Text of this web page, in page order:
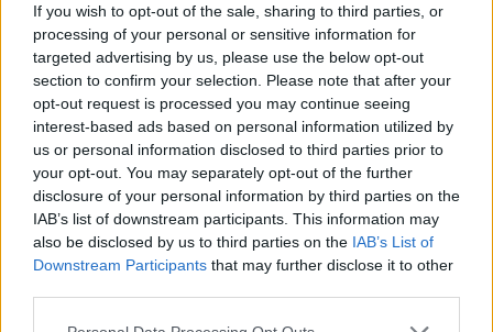
If you wish to opt-out of the sale, sharing to third parties, or
processing of your personal or sensitive information for
targeted advertising by us, please use the below opt-out
section to confirm your selection. Please note that after your
opt-out request is processed you may continue seeing
interest-based ads based on personal information utilized by
us or personal information disclosed to third parties prior to
your opt-out. You may separately opt-out of the further
disclosure of your personal information by third parties on the
IAB’s list of downstream participants. This information may
also be disclosed by us to third parties on the IAB’s List of
Downstream Participants that may further disclose it to other
Fourlis: Συμφωνία για την πώληση συμμετοχής στο Sofia South Ring
Mall έναντι 49,35 εκατ. ευρώ
Χρηματιστήριο Αθηνών:
Εβδομαδιαία άνοδος 1,76%,
κέρδη 23,31% από τις αρχές
του έτους
ΣΚΑΪ: Ολοκληρώθηκε η θητεία
του Γρηγόρη Δημητριάδη - Ο
Γιάννης Αλαφούζος επιστρέφει
στη θέση του CEO